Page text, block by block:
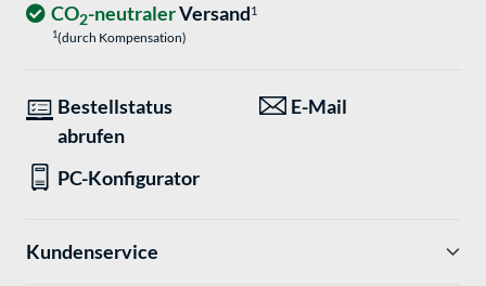
CO2-neutralerVersand1
1(durch Kompensation)
Bestellstatus
abrufen
E-Mail
PC-Konfigurator
Kundenservice